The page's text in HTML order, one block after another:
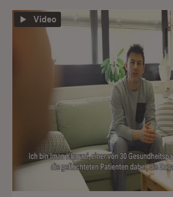
Video